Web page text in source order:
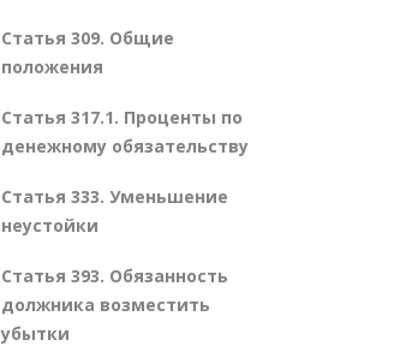
Статья 309. Общие
положения
Статья 317.1. Проценты по
денежному обязательству
Статья 333. Уменьшение
неустойки
Статья 393. Обязанность
должника возместить
убытки